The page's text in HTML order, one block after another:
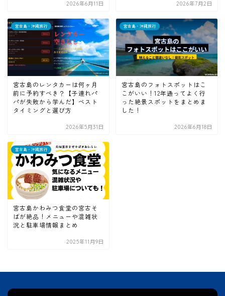
2026年6月11日 2026年7月2日
宮古島・沖縄旅行
宮古島のレンタカーは何ヶ月
前に予約すべき？【子連れパ
パが失敗から学んだ】ベスト
タイミングと選び方
2026年5月31日
宮古島・沖縄旅行
宮古島のフォトスポットはこ
こがいい！12年通ってよく行
った絶景スポットをまとめま
した！
2026年6月18日
宮古島・沖縄旅行
宮古島かわみつ食堂の宮古そ
ばが絶品！メニューや混雑状
況と駐車場情報まとめ
2025年11月9日